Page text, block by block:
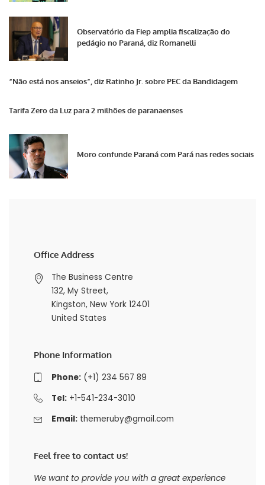
Observatório da Fiep amplia fiscalização do
pedágio no Paraná, diz Romanelli
“Não está nos anseios”, diz Ratinho Jr. sobre PEC da Bandidagem
Tarifa Zero da Luz para 2 milhões de paranaenses
Moro confunde Paraná com Pará nas redes sociais
Office Address
The Business Centre
132, My Street,
Kingston, New York 12401
United States
Phone Information
Phone:(+1) 234 567 89
Tel:+1-541-234-3010
Email: themeruby@gmail.com
Feel free to contact us!
We want to provide you with a great experience